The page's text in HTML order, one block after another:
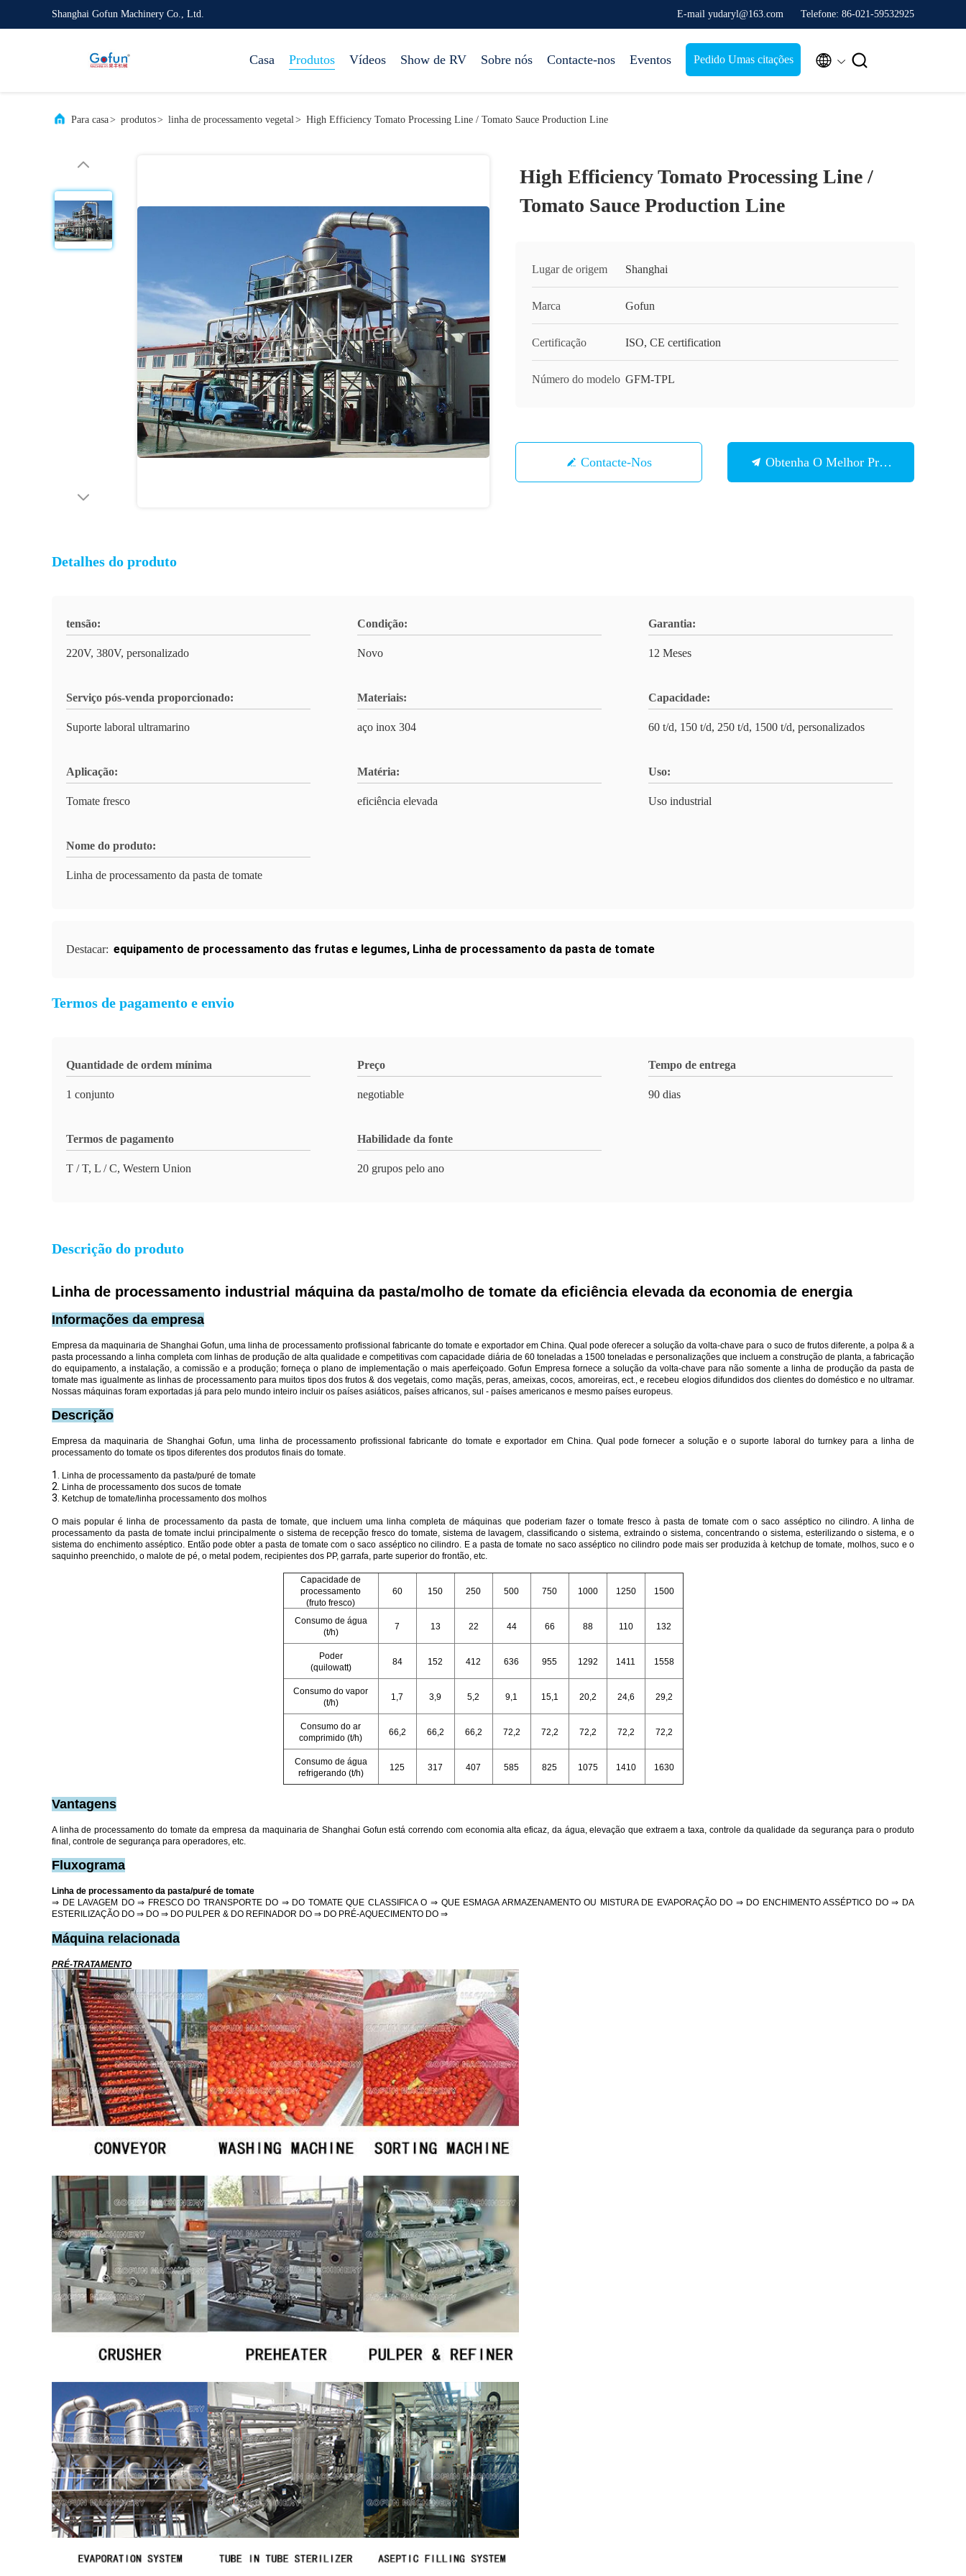
Shanghai Gofun Machinery Co., Ltd. E-mail yudaryl@163.com Telefone: 86-021-59532925
Casa Produtos Vídeos Show de RV Sobre nós Contacte-nos Eventos Pedido Umas citações  
Para casa> produtos> linha de processamento vegetal> High Efficiency Tomato Processing Line / Tomato Sauce Production Line
High Efficiency Tomato Processing Line /
Tomato Sauce Production Line
Lugar de origem Shanghai
Marca Gofun
Certificação ISO, CE certification
Número do modelo GFM-TPL
Contacte-Nos Obtenha O Melhor Preço
Detalhes do produto
tensão:
220V, 380V, personalizado
Condição:
Novo
Garantia:
12 Meses
Serviço pós-venda proporcionado:
Suporte laboral ultramarino
Materiais:
aço inox 304
Capacidade:
60 t/d, 150 t/d, 250 t/d, 1500 t/d, personalizados
Aplicação:
Tomate fresco
Matéria:
eficiência elevada
Uso:
Uso industrial
Nome do produto:
Linha de processamento da pasta de tomate
Destacar: equipamento de processamento das frutas e legumes, Linha de processamento da pasta de tomate
Termos de pagamento e envio
Quantidade de ordem mínima
1 conjunto
Preço
negotiable
Tempo de entrega
90 dias
Termos de pagamento
T / T, L / C, Western Union
Habilidade da fonte
20 grupos pelo ano
Descrição do produto
Linha de processamento industrial máquina da pasta/molho de tomate da eficiência elevada da economia de energia
Informações da empresa
Empresa da maquinaria de Shanghai Gofun, uma linha de processamento profissional fabricante do tomate e exportador em China. Qual pode oferecer a solução da volta-chave para o suco de frutos diferente, a polpa & a
pasta processando a linha completa com linhas de produção de alta qualidade e competitivas com capacidade diária de 60 toneladas a 1500 toneladas e personalizações que incluem a construção de planta, a fabricação
do equipamento, a instalação, a comissão e a produção; forneça o plano de implementação o mais aperfeiçoado. Gofun Empresa fornece a solução da volta-chave para não somente a linha de produção da pasta de
tomate mas igualmente as linhas de processamento para muitos tipos dos frutos & dos vegetais, como maçãs, peras, ameixas, cocos, amoreiras, ect., e recebeu elogios difundidos dos clientes do doméstico e no ultramar.
Nossas máquinas foram exportadas já para pelo mundo inteiro incluir os países asiáticos, países africanos, sul - países americanos e mesmo países europeus.
Descrição
Empresa da maquinaria de Shanghai Gofun, uma linha de processamento profissional fabricante do tomate e exportador em China. Qual pode fornecer a solução e o suporte laboral do turnkey para a linha de
processamento do tomate os tipos diferentes dos produtos finais do tomate.
1. Linha de processamento da pasta/puré de tomate
2. Linha de processamento dos sucos de tomate
3. Ketchup de tomate/linha processamento dos molhos
O mais popular é linha de processamento da pasta de tomate, que incluem uma linha completa de máquinas que poderiam fazer o tomate fresco à pasta de tomate com o saco asséptico no cilindro. A linha de
processamento da pasta de tomate inclui principalmente o sistema de recepção fresco do tomate, sistema de lavagem, classificando o sistema, extraindo o sistema, concentrando o sistema, esterilizando o sistema, e o
sistema do enchimento asséptico. Então pode obter a pasta de tomate com o saco asséptico no cilindro. E a pasta de tomate no saco asséptico no cilindro pode mais ser produzida à ketchup de tomate, molhos, suco e o
saquinho preenchido, o malote de pé, o metal podem, recipientes dos PP, garrafa, parte superior do frontão, etc.
Capacidade de
processamento
(fruto fresco)
60 150 250 500 750 1000 1250 1500
Consumo de água
(t/h)
7 13 22 44 66 88 110 132
Poder
(quilowatt)
84 152 412 636 955 1292 1411 1558
Consumo do vapor
(t/h)
1,7 3,9 5,2 9,1 15,1 20,2 24,6 29,2
Consumo do ar
comprimido (t/h)
66,2 66,2 66,2 72,2 72,2 72,2 72,2 72,2
Consumo de água
refrigerando (t/h)
125 317 407 585 825 1075 1410 1630
Vantagens
A linha de processamento do tomate da empresa da maquinaria de Shanghai Gofun está correndo com economia alta eficaz, da água, elevação que extraem a taxa, controle da qualidade da segurança para o produto
final, controle de segurança para operadores, etc.
Fluxograma
Linha de processamento da pasta/puré de tomate
⇒ DE LAVAGEM DO ⇒ FRESCO DO TRANSPORTE DO ⇒ DO TOMATE QUE CLASSIFICA O ⇒ QUE ESMAGA ARMAZENAMENTO OU MISTURA DE EVAPORAÇÃO DO ⇒ DO ENCHIMENTO ASSÉPTICO DO ⇒ DA
ESTERILIZAÇÃO DO ⇒ DO ⇒ DO PULPER & DO REFINADOR DO ⇒ DO PRÉ-AQUECIMENTO DO ⇒
Máquina relacionada
PRÉ-TRATAMENTO